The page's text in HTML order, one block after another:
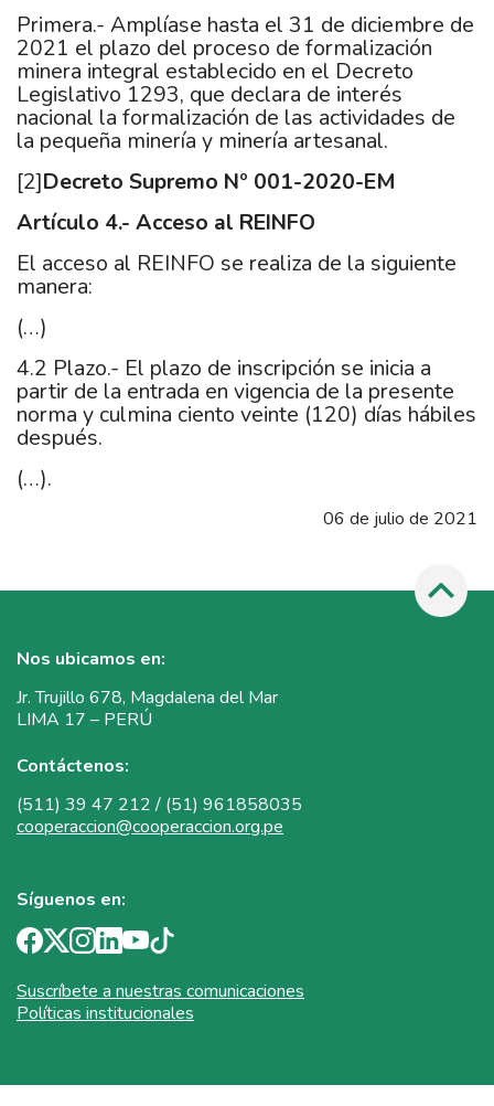
Primera.- Amplíase hasta el 31 de diciembre de
2021 el plazo del proceso de formalización
minera integral establecido en el Decreto
Legislativo 1293, que declara de interés
nacional la formalización de las actividades de
la pequeña minería y minería artesanal.
[2]Decreto Supremo Nº 001-2020-EM
Artículo 4.- Acceso al REINFO
El acceso al REINFO se realiza de la siguiente
manera:
(…)
4.2 Plazo.- El plazo de inscripción se inicia a
partir de la entrada en vigencia de la presente
norma y culmina ciento veinte (120) días hábiles
después.
(…).
06 de julio de 2021
Nos ubicamos en:
Jr. Trujillo 678, Magdalena del Mar
LIMA 17 – PERÚ
Contáctenos:
(511) 39 47 212 / (51) 961858035
cooperaccion@cooperaccion.org.pe
Síguenos en:
Suscríbete a nuestras comunicaciones
Políticas institucionales